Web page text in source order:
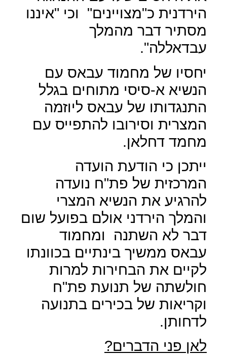
הירדנית כ"מצויינים"
וכי "איננו
מסתיר דבר מהמלך
עבדאללה".
יחסיו של מחמוד עבאס עם
הנשיא א-סיסי מתוחים בגלל
התנגדותו של עבאס ליוזמה
המצרית וסירובו להתפייס עם
מחמד דחלאן.
ייתכן כי הודעת הועדה
המרכזית של פת"ח נועדה
להרגיע את הנשיא המצרי
והמלך הירדני אולם בפועל שום
דבר לא השתנה
ומחמוד
עבאס ממשיך בינתיים בכוונתו
לקיים את הבחירות למרות
חולשתה של תנועת פת"ח
וקריאות של בכירים בתנועה
לדחותן.
לאן פני הדברים?